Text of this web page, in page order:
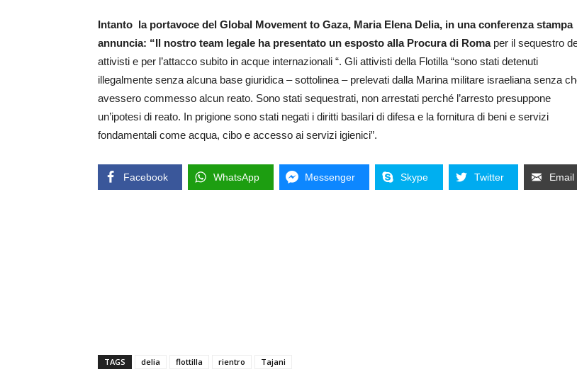
Intanto la portavoce del Global Movement to Gaza, Maria Elena Delia, in una conferenza stampa
annuncia: “Il nostro team legale ha presentato un esposto alla Procura di Romaper il sequestro
attivisti e per l’attacco subito in acque internazionali “. Gli attivisti della Flotilla “sono stati detenuti
illegalmente senza alcuna base giuridica – sottolinea – prelevati dalla Marina militare israeliana senza
avessero commesso alcun reato. Sono stati sequestrati, non arrestati perché l’arresto presuppone
un’ipotesi di reato. In prigione sono stati negati i diritti basilari di difesa e la fornitura di beni e servizi
fondamentali come acqua, cibo e accesso ai servizi igienici”.
Facebook WhatsApp Messenger Skype Twitter Email
TAGS delia flottilla rientro Tajani